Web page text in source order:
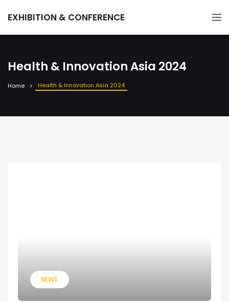
EXHIBITION & CONFERENCE
Health & Innovation Asia 2024
Home Health & Innovation Asia 2024
NEWS